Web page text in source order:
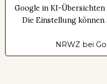
Google in KI-
Die Einstellung können
NRWZ bei